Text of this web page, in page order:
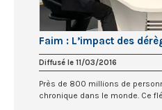
Faim : L’impact des
Diffusé le 11/03/2016
Près de 800 millions de
chronique dans le monde. Ce